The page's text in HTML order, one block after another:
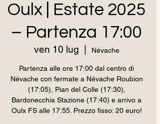
Oulx | Estate 2025
– Partenza 17:00
ven 10 lug Névache
Partenza alle ore 17:00 dal centro di
Névache con fermate a Névache Roubion
(17:05), Pian del Colle (17:30),
Bardonecchia Stazione (17:40) e arrivo a
Oulx FS alle 17:55. Prezzo fisso: 20 euro!